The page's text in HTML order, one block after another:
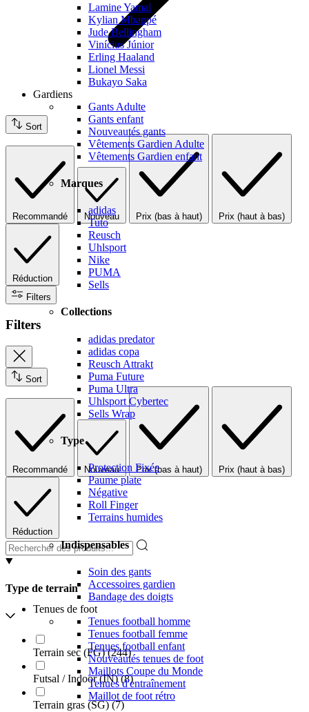
Lamine Yamal
Kylian Mbappé
Jude Bellingham
Vinícius Júnior
Erling Haaland
Lionel Messi
Bukayo Saka
Gardiens
Gants Adulte
Gants enfant
Nouveautés gants
Vêtements Gardien Adulte
Vêtements Gardien enfant
Marques
adidas
Tuto
Reusch
Uhlsport
Nike
PUMA
Sells
Collections
adidas predator
adidas copa
Reusch Attrakt
Puma Future
Puma Ultra
Uhlsport Cybertec
Sells Wrap
Type
Protection Fixée
Paume plate
Négative
Roll Finger
Terrains humides
Indispensables
Soin des gants
Accessoires gardien
Bandage des doigts
Tenues de foot
Tenues football homme
Tenues football femme
Tenues football enfant
Nouveautés tenues de foot
Maillots Coupe du Monde
Tenues d'entraînement
Maillot de foot rétro
Sort
Recommandé Nouveau Prix (bas à haut) Prix (haut à bas)
Réduction
Filters
Filters
Sort
Recommandé Nouveau Prix (bas à haut) Prix (haut à bas)
Réduction
Type de terrain
Terrain sec (FG) (244)
Futsal / Indoor (IN) (8)
Terrain gras (SG) (7)